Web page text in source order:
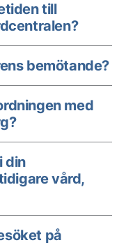
till
bemötande?
med
din
vård,
på